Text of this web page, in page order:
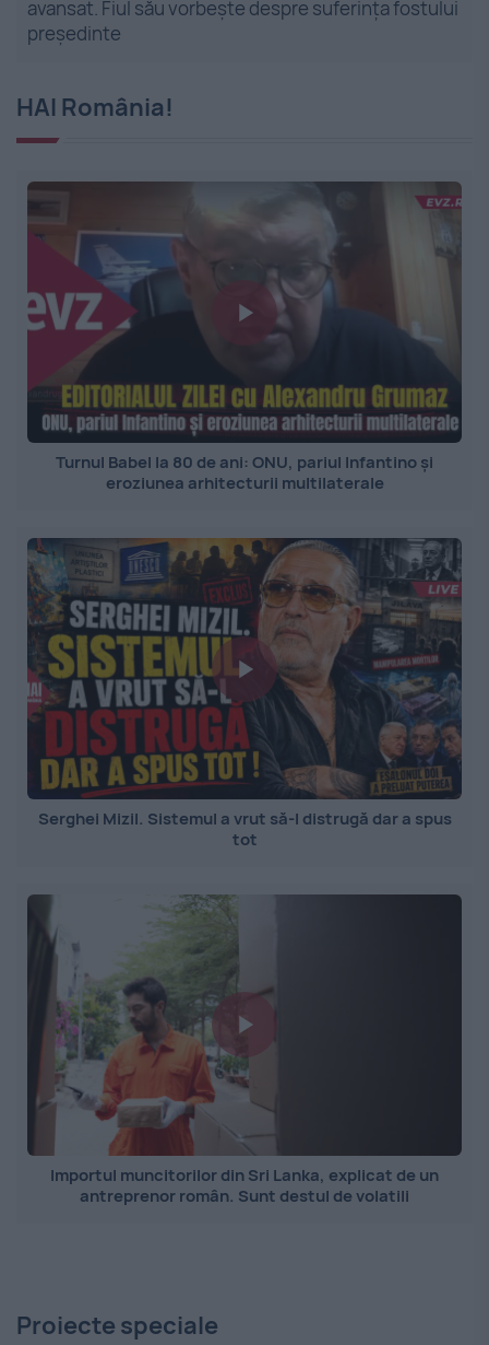
avansat. Fiul său vorbește despre suferința fostului
președinte
HAI România!
Turnul Babel la 80 de ani: ONU, pariul Infantino și
eroziunea arhitecturii multilaterale
Serghei Mizil. Sistemul a vrut să-l distrugă dar a spus
tot
Importul muncitorilor din Sri Lanka, explicat de un
antreprenor român. Sunt destul de volatili
Proiecte speciale